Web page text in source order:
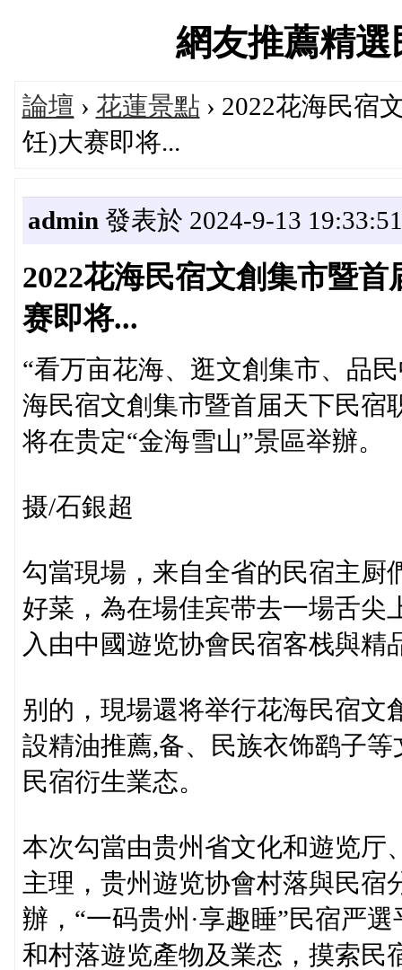
網友推薦精
論壇 › 花蓮景點 › 2022花海民宿
饪)大赛即将...
admin 發表於 2024-9-13 19:33:51
2022花海民宿文創集市暨
赛即将...
“看万亩花海、逛文創集市、品
海民宿文創集市暨首届天下民宿
将在贵定“金海雪山”景區举辦。
摄/石銀超
勾當現場，来自全省的民宿主厨
好菜，為在場佳宾带去一場舌尖
入由中國遊览协會民宿客栈與
别的，現場還将举行花海民宿文
設精油推薦,备、民族衣饰鹞子
民宿衍生業态。
本次勾當由贵州省文化和遊览厅
主理，贵州遊览协會村落與民宿
辦，“一码贵州·享趣睡”民宿严
和村落遊览產物及業态，摸索民